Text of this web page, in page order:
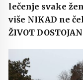
lečenje svake
više NIKAD ne
ŽIVOT